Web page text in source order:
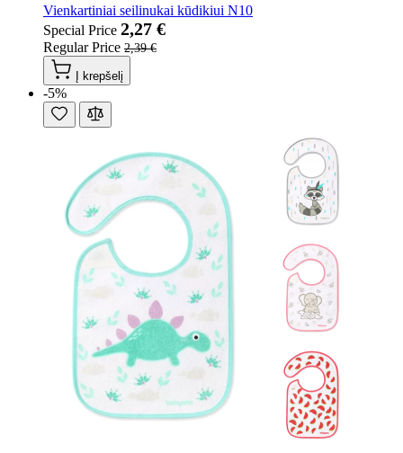
Vienkartiniai seilinukai kūdikiui N10
Special Price 2,27 €
Regular Price 2,39 €
Į krepšelį
-5%